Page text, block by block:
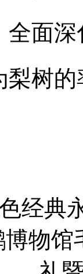
面
梨树